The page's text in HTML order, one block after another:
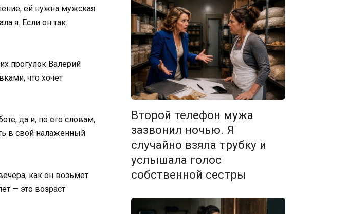
ей нужна мужская
я. Если он так
прогулок Валерий
что хочет
да и, по его словам,
в свой налаженный
как он возьмет
— это возраст
Второй телефон мужа
зазвонил ночью. Я
случайно взяла трубку и
услышала голос
собственной сестры